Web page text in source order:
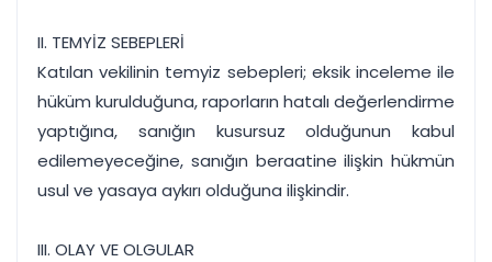
II. TEMYİZ SEBEPLERİ
Katılan vekilinin temyiz sebepleri; eksik inceleme ile
hüküm kurulduğuna, raporların hatalı değerlendirme
yaptığına, sanığın kusursuz olduğunun kabul
edilemeyeceğine, sanığın beraatine ilişkin hükmün
usul ve yasaya aykırı olduğuna ilişkindir.
III. OLAY VE OLGULAR